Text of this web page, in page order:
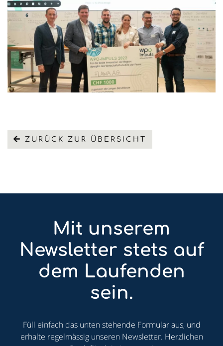
ZURÜCK ZUR ÜBERSICHT
Mit unserem
Newsletter stets auf
dem Laufenden
sein.
Füll einfach das unten stehende Formular aus, und
erhalte regelmässig unseren Newsletter. Herzlichen